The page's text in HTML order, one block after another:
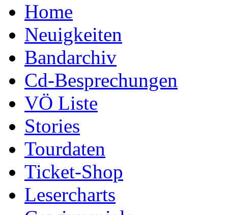
Home
Neuigkeiten
Bandarchiv
Cd-Besprechungen
VÖ Liste
Stories
Tourdaten
Ticket-Shop
Lesercharts